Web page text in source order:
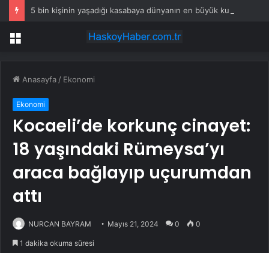
Menü
Anasayfa / Ekonomi
Ekonomi
Kocaeli’de korkunç cinayet:
18 yaşındaki Rümeysa’yı
araca bağlayıp uçurumdan
attı
NURCAN BAYRAM Mayıs 21, 2024 0 0
1 dakika okuma süresi